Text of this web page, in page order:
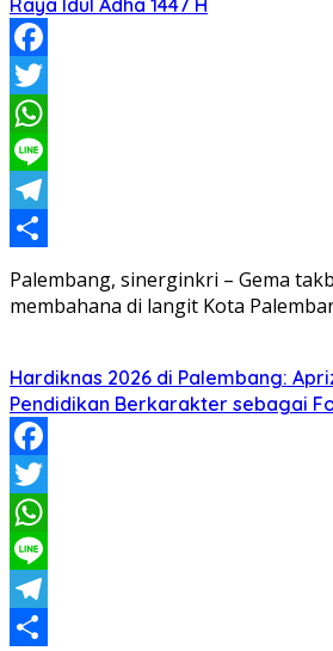
Raya Idul Adha 1447 H
Facebook
Twitter
WhatsApp
Line
Telegram
Share
Palembang, sinerginkri – Gema
membahana di langit Kota
Hardiknas 2026 di Palembang:
Pendidikan Berkarakter sebagai
Facebook
Twitter
WhatsApp
Line
Telegram